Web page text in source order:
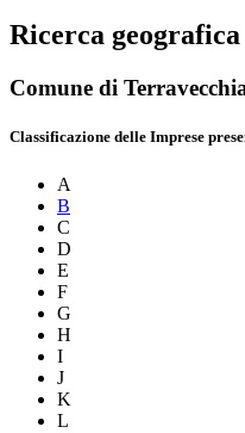
Ricerca
Comune di
Classificazione delle Imprese
A
B
C
D
E
F
G
H
I
J
K
L